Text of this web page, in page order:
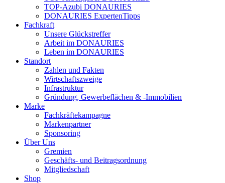
TOP-Azubi DONAURIES
DONAURIES ExpertenTipps
Fachkraft
Unsere Glückstreffer
Arbeit im DONAURIES
Leben im DONAURIES
Standort
Zahlen und Fakten
Wirtschaftszweige
Infrastruktur
Gründung, Gewerbeflächen & -Immobilien
Marke
Fachkräftekampagne
Markenpartner
Sponsoring
Über Uns
Gremien
Geschäfts- und Beitragsordnung
Mitgliedschaft
Shop